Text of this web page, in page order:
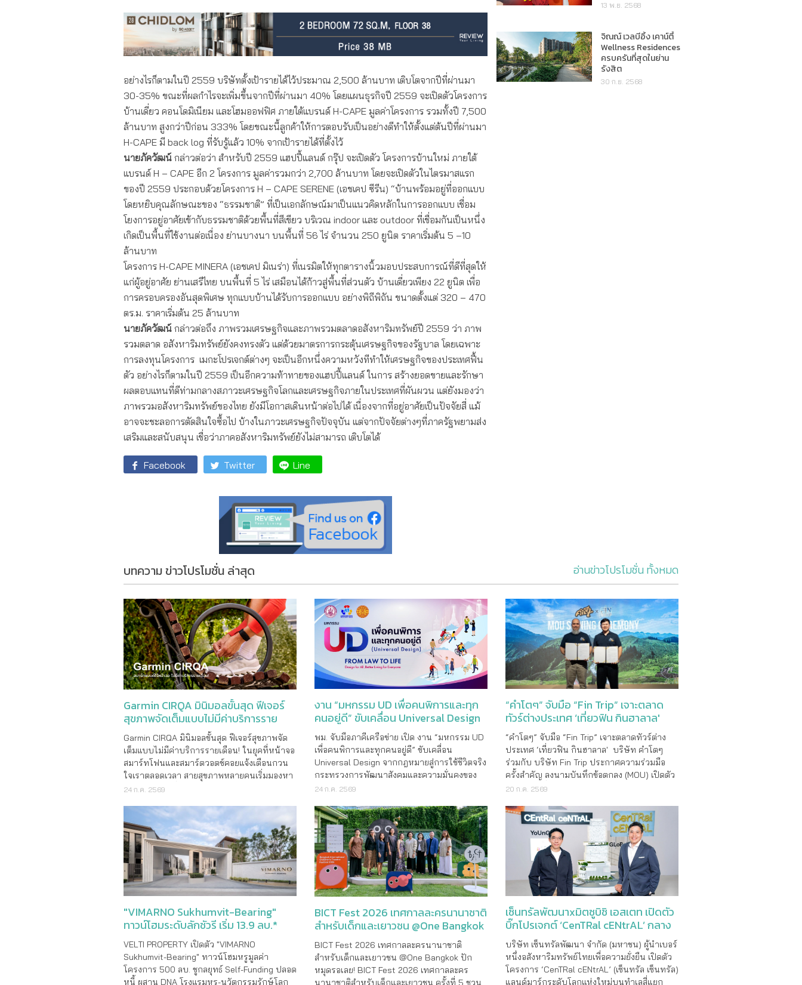
อย่างไรก็ตามในปี 2559 บริษัทตั้งเป้ารายได้ไว้ประมาณ 2,500 ล้านบาท เติบโตจากปีที่ผ่านมา
30-35% ขณะที่ผลกำไรจะเพิ่มขึ้นจากปีที่ผ่านมา 40% โดยแผนธุรกิจปี 2559 จะเปิดตัวโครงการ
บ้านเดี่ยว คอนโดมิเนียม และโฮมออฟฟิศ ภายใต้แบรนด์ H-CAPE มูลค่าโครงการ รวมทั้งปี 7,500
ล้านบาท สูงกว่าปีก่อน 333% โดยขณะนี้ลูกค้าให้การตอบรับเป็นอย่างดีทำให้ตั้งแต่ต้นปีที่ผ่านมา
H-CAPE มี back log ที่รับรู้แล้ว 10% จากเป้ารายได้ที่ตั้งไว้
นายภัควัฒน์ กล่าวต่อว่า สำหรับปี 2559 แฮปปี้แลนด์ กรุ๊ป จะเปิดตัว โครงการบ้านใหม่ ภายใต้
แบรนด์ H – CAPE อีก 2 โครงการ มูลค่ารวมกว่า 2,700 ล้านบาท โดยจะเปิดตัวในไตรมาสแรก
ของปี 2559 ประกอบด้วยโครงการ H – CAPE SERENE (เอชเคป ซีรีน) “บ้านพร้อมอยู่ที่ออกแบบ
โดยหยิบคุณลักษณะของ “ธรรมชาติ” ที่เป็นเอกลักษณ์มาเป็นแนวคิดหลักในการออกแบบ เชื่อม
โยงการอยู่อาศัยเข้ากับธรรมชาติด้วยพื้นที่สีเขียว บริเวณ indoor และ outdoor ที่เชื่อมกันเป็นหนึ่ง
เกิดเป็นพื้นที่ใช้งานต่อเนื่อง ย่านบางนา บนพื้นที่ 56 ไร่ จำนวน 250 ยูนิต ราคาเริ่มต้น 5 –10
ล้านบาท
โครงการ H-CAPE MINERA (เอชเคป มิเนร่า) ที่เนรมิตให้ทุกตารางนิ้วมอบประสบการณ์ที่ดีที่สุดให้
แก่ผู้อยู่อาศัย ย่านเสรีไทย บนพื้นที่ 5 ไร่ เสมือนได้ก้าวสู่พื้นที่ส่วนตัว บ้านเดี่ยวเพียง 22 ยูนิต เพื่อ
การครอบครองอันสุดพิเศษ ทุกแบบบ้านได้รับการออกแบบ อย่างพิถีพิถัน ขนาดตั้งแต่ 320 – 470
ตร.ม. ราคาเริ่มต้น 25 ล้านบาท
นายภัควัฒน์ กล่าวต่อถึง ภาพรวมเศรษฐกิจและภาพรวมตลาดอสังหาริมทรัพย์ปี 2559 ว่า ภาพ
รวมตลาด อสังหาริมทรัพย์ยังคงทรงตัว แต่ด้วยมาตรการกระตุ้นเศรษฐกิจของรัฐบาล โดยเฉพาะ
การลงทุนโครงการ เมกะโปรเจกต์ต่างๆ จะเป็นอีกหนึ่งความหวังทีทำให้เศรษฐกิจของประเทศฟื้น
ตัว อย่างไรก็ตามในปี 2559 เป็นอีกความท้าทายของแฮปปี้แลนด์ ในการ สร้างยอดขายและรักษา
ผลตอบแทนที่ดีท่ามกลางสภาวะเศรษฐกิจโลกและเศรษฐกิจภายในประเทศที่ผันผวน แต่ยังมองว่า
ภาพรวมอสังหาริมทรัพย์ของไทย ยังมีโอกาสเดินหน้าต่อไปได้ เนื่องจากที่อยู่อาศัยเป็นปัจจัยสี่ แม้
อาจจะชะลอการตัดสินใจซื้อไป บ้างในภาวะเศรษฐกิจปัจจุบัน แต่จากปัจจัยต่างๆที่ภาครัฐพยามส่ง
เสริมและสนับสนุน เชื่อว่าภาคอสังหาริมทรัพย์ยังไม่สามารถ เติบโตได้
Facebook Twitter Line
13 พ.ย. 2568
จิณณ์ เวลบีอิ้ง เคาน์ตี้
Wellness Residences
ครบครันที่สุดในย่าน
รังสิต
30 ก.ย. 2568
บทความ ข่าวโปรโมชั่น ล่าสุด อ่านข่าวโปรโมชั่น ทั้งหมด
Garmin CIRQA มินิมอลขั้นสุด ฟีเจอร์
สุขภาพจัดเต็มแบบไม่มีค่าบริการราย
เดือน!
Garmin CIRQA มินิมอลขั้นสุด ฟีเจอร์สุขภาพจัด
เต็มแบบไม่มีค่าบริการรายเดือน! ในยุคที่หน้าจอ
สมาร์ทโฟนและสมาร์ตวอตช์คอยแจ้งเตือนกวน
ใจเราตลอดเวลา สายสุขภาพหลายคนเริ่มมองหา
ทางเลือกใหม่ที่จะช่วยให้เรา “โฟกัสกับการใช้
24 ก.ค. 2569
งาน “มหกรรม UD เพื่อคนพิการและทุก
คนอยู่ดี” ขับเคลื่อน Universal Design
จากกฎหมายสู่การใช้ชีวิตจริง
พม. จับมือภาคีเครือข่าย เปิด งาน “มหกรรม UD
เพื่อคนพิการและทุกคนอยู่ดี” ขับเคลื่อน
Universal Design จากกฎหมายสู่การใช้ชีวิตจริง
กระทรวงการพัฒนาสังคมและความมั่นคงของ
มนุษย์ (พม.) โดยกรมส่งเสริมและพัฒนาคุณภาพ
มหาวิทยาลัยธรรมศาสตร์ ภายใต�
24 ก.ค. 2569
“คำโตๆ” จับมือ “Fin Trip” เจาะตลาด
ทัวร์ต่างประเทศ ‘เที่ยวฟิน กินฮาลาล'
“คำโตๆ” จับมือ “Fin Trip” เจาะตลาดทัวร์ต่าง
ประเทศ ‘เที่ยวฟิน กินฮาลาล' บริษัท คำโตๆ
ร่วมกับ บริษัท Fin Trip ประกาศความร่วมมือ
ครั้งสำคัญ ลงนามบันทึกข้อตกลง (MOU) เปิดตัว
ธุรกิจท่องเที่ยวฮาลาลเต็มรูปแบบ ภายใต้แบรนด์
ทางภายใต้แนวคิด “Filling Fin Halal Trip” ต�
20 ก.ค. 2569
"VIMARNO Sukhumvit-Bearing"
ทาวน์โฮมระดับลักชัวรี เริ่ม 13.9 ลบ.*
VELTI PROPERTY เปิดตัว "VIMARNO
Sukhumvit-Bearing" ทาวน์โฮมหรูมูลค่า
โครงการ 500 ลบ. ชูกลยุทธ์ Self-Funding ปลอด
หนี้ ผสาน DNA โรงแรมหรู-นวัตกรรมรักษ์โลก
BICT Fest 2026 เทศกาลละครนานาชาติ
สำหรับเด็กและเยาวชน @One Bangkok
BICT Fest 2026 เทศกาลละครนานาชาติ
สำหรับเด็กและเยาวชน @One Bangkok ปัก
หมุดรอเลย! BICT Fest 2026 เทศกาลละคร
นานาชาติสำหรับเด็กและเยาวชน ครั้งที่ 5 ชวน
เซ็นทรัลพัฒนาxมิตซูบิชิ เอสเตท เปิดตัว
บิ๊กโปรเจกต์ ‘CenTRal cENtrAL’ กลาง
สยาม
บริษัท เซ็นทรัลพัฒนา จำกัด (มหาชน) ผู้นำเบอร์
หนึ่งอสังหาริมทรัพย์ไทยเพื่อความยั่งยืน เปิดตัว
โครงการ ‘CenTRal cENtrAL’ (เซ็นทรัล เซ็นทรัล)
แลนด์มาร์กระดับโลกแห่งใหม่บนทำเลสี่แยก